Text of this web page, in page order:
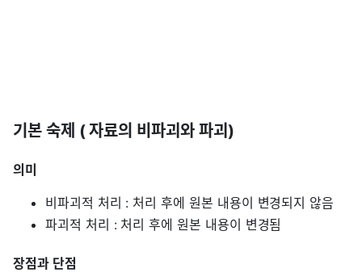
기본 숙제 ( 자료의 비파괴와 파괴)
의미
비파괴적 처리 : 처리 후에 원본 내용이 변경되지 않음
파괴적 처리 : 처리 후에 원본 내용이 변경됨
장점과 단점